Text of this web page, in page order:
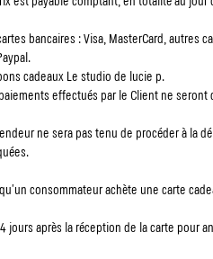
bancaires : Visa, MasterCard, autres
cadeaux Le studio de lucie p.
effectués par le Client ne
ne sera pas tenu de procéder à la
consommateur achète une carte
jours après la réception de la carte pour